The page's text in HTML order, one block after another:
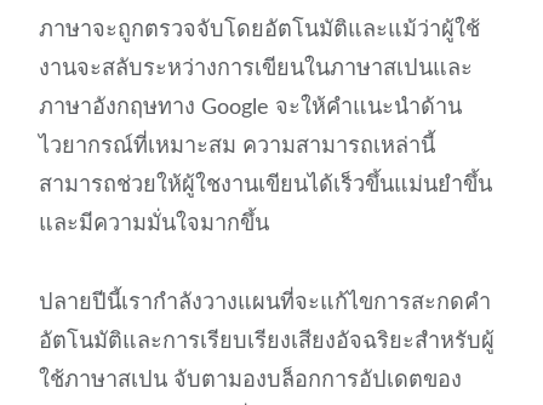
ภาษาจะถูกตรวจจับโดยอัตโนมัติและแม้ว่าผู้ใช้
งานจะสลับระหว่างการเขียนในภาษาสเปนและ
ภาษาอังกฤษทาง Google จะให้คำแนะนำด้าน
ไวยากรณ์ที่เหมาะสม ความสามารถเหล่านี้
สามารถช่วยให้ผู้ใชงานเขียนได้เร็วขึ้นแม่นยำขึ้น
และมีความมั่นใจมากขึ้น
ปลายปีนี้เรากำลังวางแผนที่จะแก้ไขการสะกดคำ
อัตโนมัติและการเรียบเรียงเสียงอัจฉริยะสำหรับผู้
ใช้ภาษาสเปน จับตามองบล็อกการอัปเดตของ